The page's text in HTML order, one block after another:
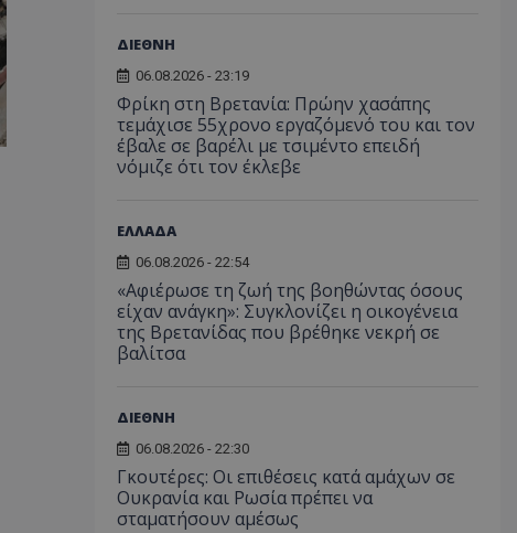
ΔΙΕΘΝΗ
06.08.2026 - 23:19
Φρίκη στη Βρετανία: Πρώην χασάπης
τεμάχισε 55χρονο εργαζόμενό του και τον
έβαλε σε βαρέλι με τσιμέντο επειδή
νόμιζε ότι τον έκλεβε
ΕΛΛΑΔΑ
06.08.2026 - 22:54
«Αφιέρωσε τη ζωή της βοηθώντας όσους
είχαν ανάγκη»: Συγκλονίζει η οικογένεια
της Βρετανίδας που βρέθηκε νεκρή σε
βαλίτσα
ΔΙΕΘΝΗ
06.08.2026 - 22:30
Γκουτέρες: Οι επιθέσεις κατά αμάχων σε
Ουκρανία και Ρωσία πρέπει να
σταματήσουν αμέσως